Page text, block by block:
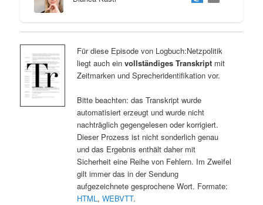
Für diese Episode von Logbuch:Netzpolitik
liegt auch ein vollständiges Transkriptmit
Zeitmarken und Sprecheridentifikation vor.
Bitte beachten: das Transkript wurde
automatisiert erzeugt und wurde nicht
nachträglich gegengelesen oder korrigiert.
Dieser Prozess ist nicht sonderlich genau
und das Ergebnis enthält daher mit
Sicherheit eine Reihe von Fehlern. Im Zweifel
gilt immer das in der Sendung
aufgezeichnete gesprochene Wort. Formate:
HTML, WEBVTT.